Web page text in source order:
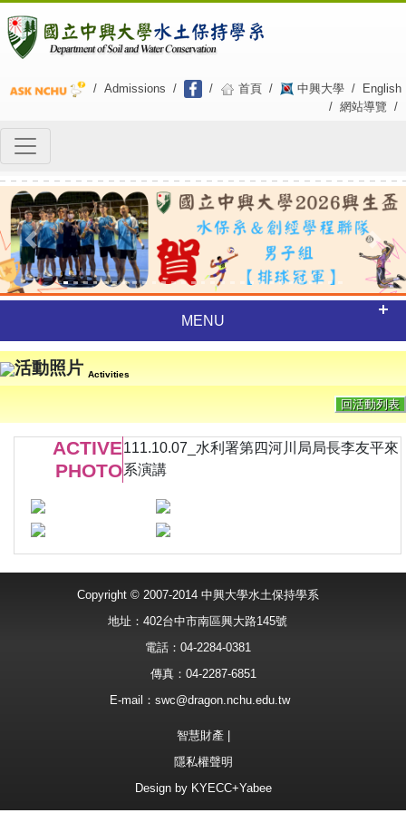
/ Admissions / / 首頁 / 中興大學 /
English
/ 網站導覽 /
Previous Next
MENU
活動照片 Activities
回活動列表
ACTIVE
PHOTO
111.10.07_水利署第四河川局局長李友平來
系演講
Copyright © 2007-2014 中興大學水土保持學系
地址：402台中市南區興大路145號
電話：04-2284-0381
傳真：04-2287-6851
E-mail： swc@dragon.nchu.edu.tw
智慧財產
隱私權聲明
Design by KYECC+Yabee